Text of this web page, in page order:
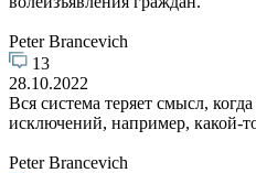
Peter Brancevich
13
28.10.2022
Вся система теряет смысл,
исключений, например, какой-
Peter Brancevich